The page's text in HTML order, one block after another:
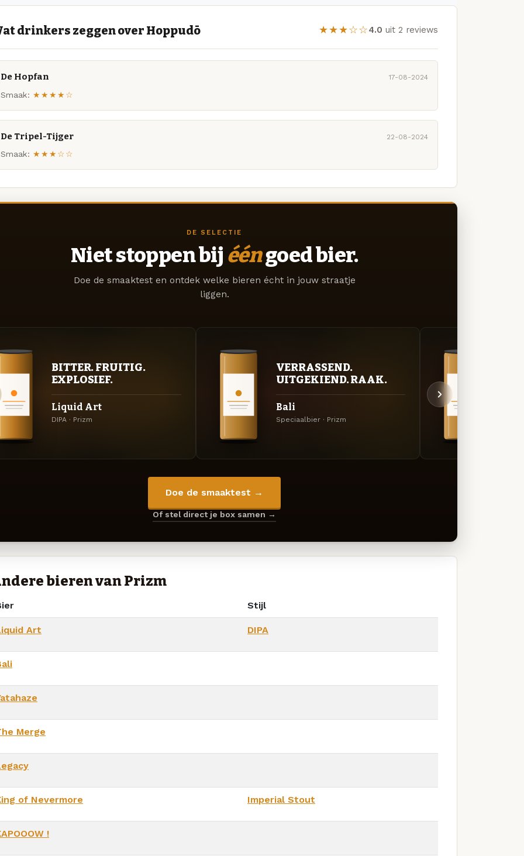
drinkers zeggen over Hoppudō ★★★☆☆4.0 uit 2 reviews
De Hopfan 17-08-2024
Smaak: ★★★★☆
De Tripel-Tijger 22-08-2024
Smaak: ★★★☆☆
DE SELECTIE
Niet stoppen bij ééngoed bier.
Doe de smaaktest en ontdek welke bieren écht in jouw straatje
liggen.
BITTER. FRUITIG.
EXPLOSIEF.
Liquid Art
DIPA · Prizm
VERRASSEND.
UITGEKIEND. RAAK.
Bali
Speciaalbier · Prizm
Doe de smaaktest →
Of stel direct je box samen →
bieren van Prizm
Stijl
Art DIPA
Merge
of Nevermore Imperial Stout
!